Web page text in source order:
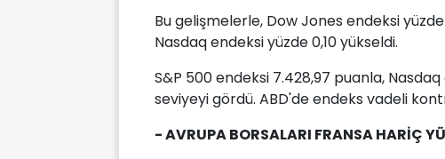
Bu gelişmelerle, Dow Jones endeksi yüzde
Nasdaq endeksi yüzde 0,10 yükseldi.
S&P 500 endeksi 7.428,97 puanla,
seviyeyi gördü. ABD'de endeks vadeli
- AVRUPA BORSALARI FRANSA HARİÇ